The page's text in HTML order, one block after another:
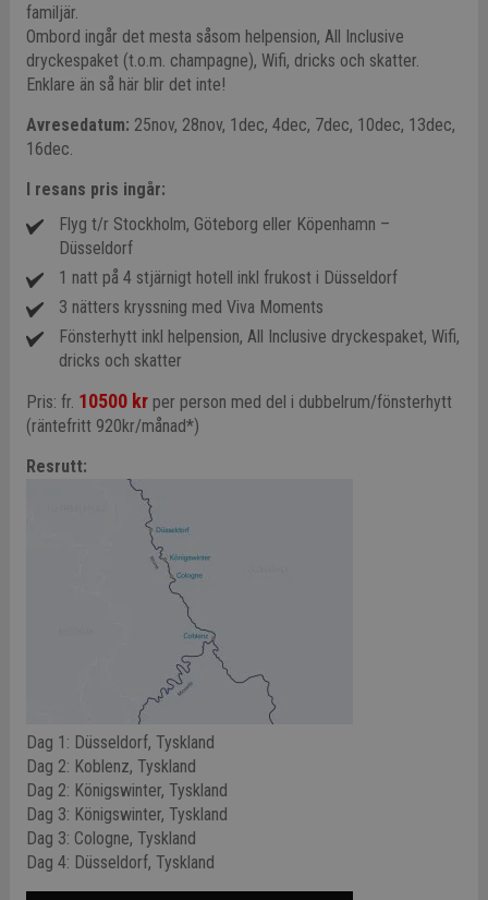
familjär.
Ombord ingår det mesta såsom helpension, All Inclusive
dryckespaket (t.o.m. champagne), Wifi, dricks och skatter.
Enklare än så här blir det inte!
Avresedatum: 25nov, 28nov, 1dec, 4dec, 7dec, 10dec, 13dec,
16dec.
I resans pris ingår:
Flyg t/r Stockholm, Göteborg eller Köpenhamn –
Düsseldorf
1 natt på 4 stjärnigt hotell inkl frukost i Düsseldorf
3 nätters kryssning med Viva Moments
Fönsterhytt inkl helpension, All Inclusive dryckespaket, Wifi,
dricks och skatter
Pris: fr. 10500 krper person med del i dubbelrum/fönsterhytt
(räntefritt 920kr/månad*)
Resrutt:
Dag 1: Düsseldorf, Tyskland
Dag 2: Koblenz, Tyskland
Dag 2: Königswinter, Tyskland
Dag 3: Königswinter, Tyskland
Dag 3: Cologne, Tyskland
Dag 4: Düsseldorf, Tyskland